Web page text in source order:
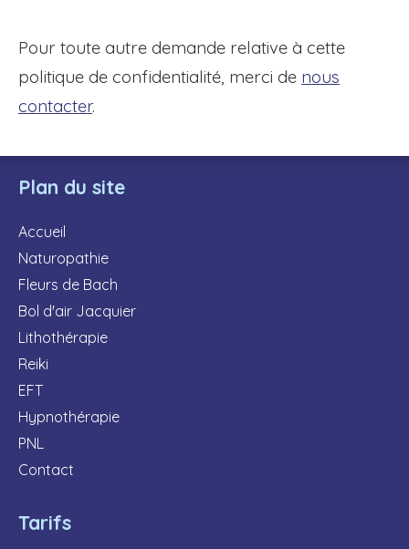
Pour toute autre demande relative à cette
politique de confidentialité, merci de nous
contacter.
Plan du site
Accueil
Naturopathie
Fleurs de Bach
Bol d'air Jacquier
Lithothérapie
Reiki
EFT
Hypnothérapie
PNL
Contact
Tarifs